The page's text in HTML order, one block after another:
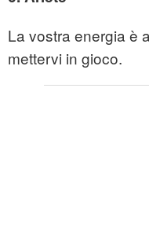
La vostra energia è
mettervi in gioco.